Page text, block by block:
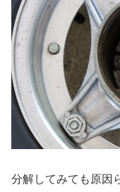
分解してみても原因